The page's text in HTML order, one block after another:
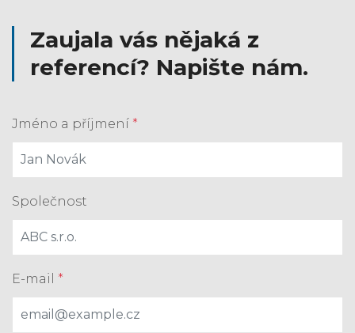
Zaujala vás nějaká z
referencí? Napište nám.
Jméno a příjmení *
Společnost
E-mail *